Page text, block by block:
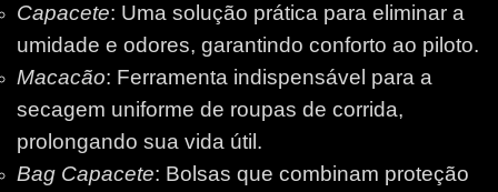
Capacete: Uma solução prática para eliminar a
umidade e odores, garantindo conforto ao piloto.
Macacão: Ferramenta indispensável para a
secagem uniforme de roupas de corrida,
prolongando sua vida útil.
Bag Capacete: Bolsas que combinam proteção